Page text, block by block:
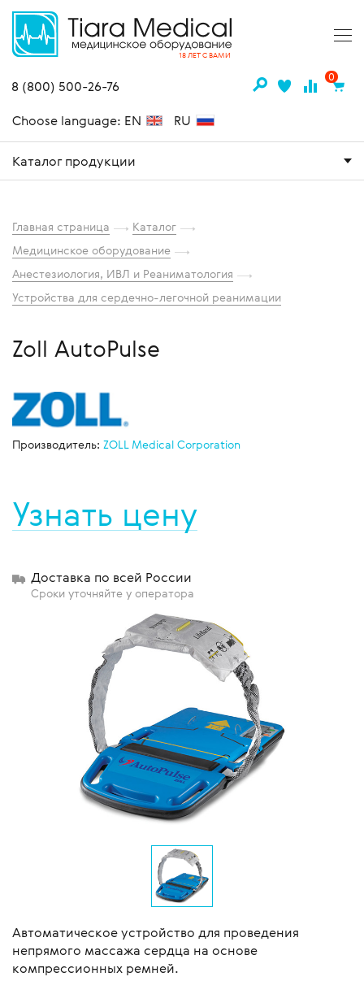
18 ЛЕТ С ВАМИ
8 (800) 500-26-76
0
Choose language: EN RU
Каталог продукции
Главная страница
Каталог
Медицинское оборудование
Анестезиология, ИВЛ и Реаниматология
Устройства для сердечно-легочной реанимации
Zoll AutoPulse
Автоматическое устройство для проведения
непрямого массажа сердца на основе
компрессионных ремней.
Производитель: ZOLL Medical Corporation
Узнать цену
Доставка по всей России
Сроки уточняйте у оператора